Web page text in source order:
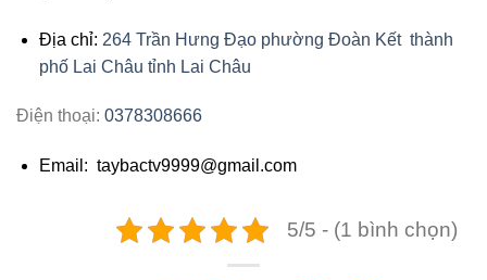
Địa chỉ: 264 Trần Hưng Đạo phường Đoàn Kết thành
phố Lai Châu tỉnh Lai Châu
Điện thoại: 0378308666
Email: taybactv9999@gmail.com
5/5 - (1 bình chọn)